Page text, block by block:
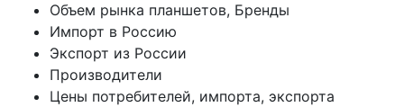
Объем рынка планшетов, Бренды
Импорт в Россию
Экспорт из России
Производители
Цены потребителей, импорта, экспорта